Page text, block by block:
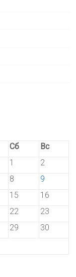
Сб
Вс
1
2
8
9
15
16
22
23
29
30